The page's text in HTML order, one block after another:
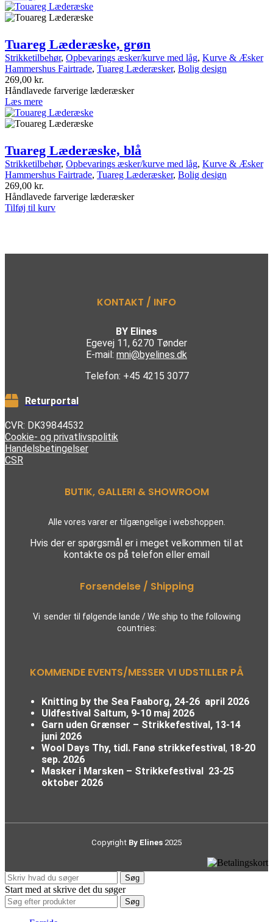
Tuareg Læderæske, grøn
Strikketilbehør, Opbevarings æsker/kurve med låg, Kurve & Æsker
Hammershus Fairtrade, Tuareg Læderæsker, Bolig design
269,00 kr.
Håndlavede farverige læderæsker
Læs mere
Tuareg Læderæske, blå
Strikketilbehør, Opbevarings æsker/kurve med låg, Kurve & Æsker
Hammershus Fairtrade, Tuareg Læderæsker, Bolig design
269,00 kr.
Håndlavede farverige læderæsker
Tilføj til kurv
KONTAKT / INFO
BY Elines
Egevej 11, 6270 Tønder
E-mail: mni@byelines.dk
Telefon: +45 4215 3077
Returportal
CVR: DK39844532
Cookie- og privatlivspolitik
Handelsbetingelser
CSR
BUTIK, GALLERI & SHOWROOM
Alle vores varer er tilgængelige i webshoppen.
Hvis der er spørgsmål er i meget velkommen til at
kontakte os på telefon eller email
Forsendelse / Shipping
Vi sender til følgende lande / We ship to the following
countries:
KOMMENDE EVENTS/MESSER VI UDSTILLER PÅ
Knitting by the Sea Faaborg, 24-26 april 2026
Uldfestival Saltum, 9-10 maj 2026
Garn uden Grænser – Strikkefestival, 13-14
juni 2026
Wool Days Thy, tidl. Fanø strikkefestival , 18-20
sep. 2026
Masker i Marsken – Strikkefestival
23-25
oktober 2026
Copyright By Elines 2025
Søg
Start med at skrive det du søger
Søg